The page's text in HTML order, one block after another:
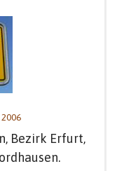
Bezirk Erfurt,